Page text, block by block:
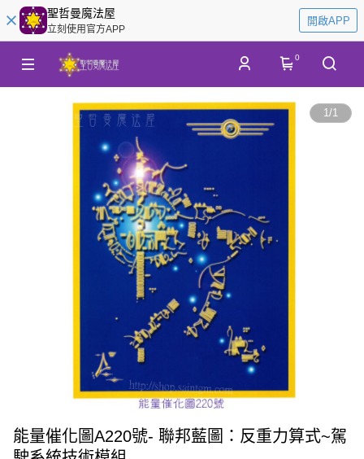
聖哲曼魔法屋
立刻使用官方APP
開啟APP
0
1/1
能量催化圖A220號- 聯邦藍圖：反重力算式~駕